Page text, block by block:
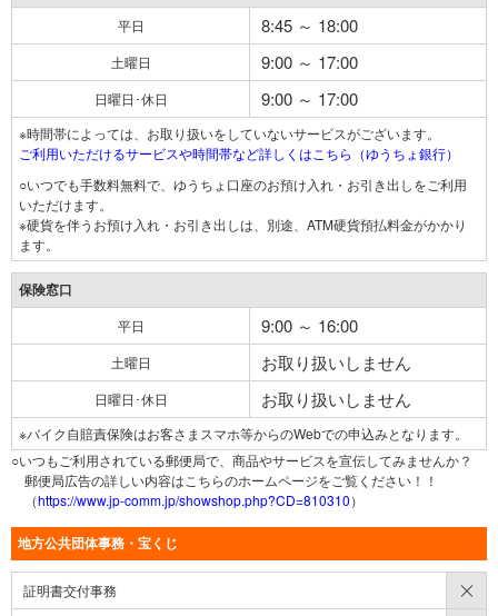
平日 8:45 ～ 18:00
土曜日 9:00 ～ 17:00
日曜日･休日 9:00 ～ 17:00
※時間帯によっては、お取り扱いをしていないサービスがございます。
ご利用いただけるサービスや時間帯など詳しくはこちら（ゆうちょ銀行）
○いつでも手数料無料で、ゆうちょ口座のお預け入れ・お引き出しをご利用
いただけます。
※硬貨を伴うお預け入れ・お引き出しは、別途、ATM硬貨預払料金がかかり
ます。
保険窓口
平日 9:00 ～ 16:00
土曜日 お取り扱いしません
日曜日･休日 お取り扱いしません
※バイク自賠責保険はお客さまスマホ等からのWebでの申込みとなります。
○いつもご利用されている郵便局で、商品やサービスを宣伝してみませんか？
郵便局広告の詳しい内容はこちらのホームページをご覧ください！！
（https://www.jp-comm.jp/showshop.php?CD=810310）
地方公共団体事務・宝くじ
証明書交付事務